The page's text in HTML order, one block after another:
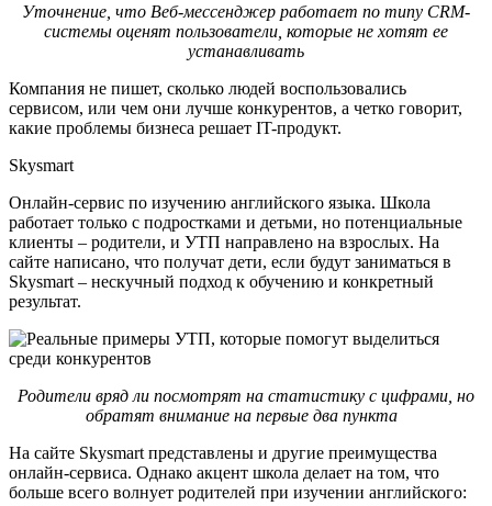
Уточнение, что Веб-мессенджер работает по типу CRM-
системы оценят пользователи, которые не хотят ее
устанавливать
Компания не пишет, сколько людей воспользовались
сервисом, или чем они лучше конкурентов, а четко говорит,
какие проблемы бизнеса решает IT-продукт.
Skysmart
Онлайн-сервис по изучению английского языка. Школа
работает только с подростками и детьми, но потенциальные
клиенты – родители, и УТП направлено на взрослых. На
сайте написано, что получат дети, если будут заниматься в
Skysmart – нескучный подход к обучению и конкретный
результат.
Родители вряд ли посмотрят на статистику с цифрами, но
обратят внимание на первые два пункта
На сайте Skysmart представлены и другие преимущества
онлайн-сервиса. Однако акцент школа делает на том, что
больше всего волнует родителей при изучении английского: